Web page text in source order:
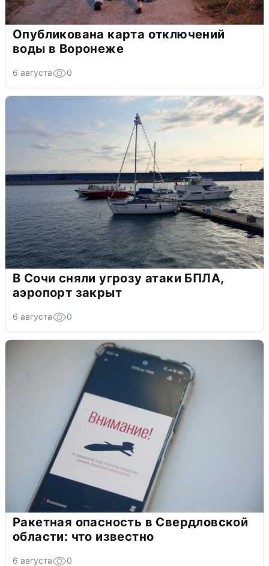
Опубликована карта отключений
воды в Воронеже
6 августа 0
В Сочи сняли угрозу атаки БПЛА,
аэропорт закрыт
6 августа 0
Ракетная опасность в Свердловской
области: что известно
6 августа 0